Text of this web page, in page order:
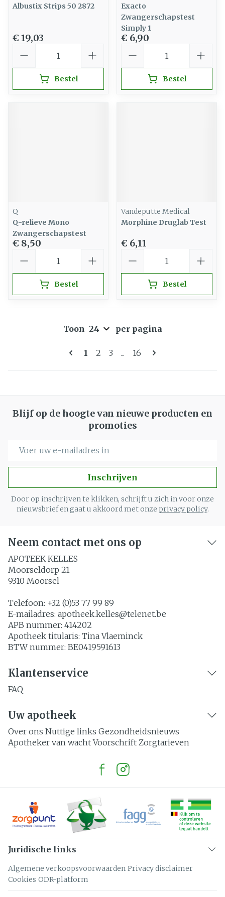
Albustix Strips 50 2872
€ 19,03
Bestel
Exacto
Zwangerschapstest
Simply 1
€ 6,90
Bestel
Q
Q-relieve Mono
Zwangerschapstest
€ 8,50
Bestel
Vandeputte Medical
Morphine Druglab Test
€ 6,11
Bestel
Pagina's
U lees momenteel pagina
1 Pagina
2 Pagina
3 ... Pagina
16
Toon per pagina
Blijf op de hoogte van nieuwe producten en
promoties
Inschrijven
Door op inschrijven te klikken, schrijft u zich in voor onze
nieuwsbrief en gaat u akkoord met onze privacy policy.
Neem contact met ons op
APOTEEK KELLES
Moorseldorp 21
9310 Moorsel
Telefoon: +32 (0)53 77 99 89
E-mailadres: apotheek.kelles@telenet.be
APB nummer: 414202
Apotheek titularis: Tina Vlaeminck
BTW nummer: BE0419591613
Klantenservice
FAQ
Uw apotheek
Over ons Nuttige links Gezondheidsnieuws
Apotheker van wacht Voorschrift Zorgtarieven
Juridische links
Algemene verkoopsvoorwaarden Privacy disclaimer
Cookies ODR-platform